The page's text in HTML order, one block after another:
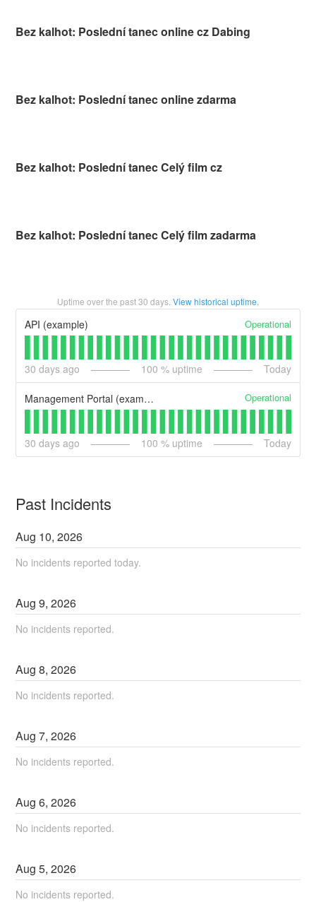
Bez kalhot: Poslední tanec online cz Dabing
Bez kalhot: Poslední tanec online zdarma
Bez kalhot: Poslední tanec Celý film cz
Bez kalhot: Poslední tanec Celý film zadarma
Uptime over the past30 days. View historical uptime.
API (example) Operational
30 days ago 100 % uptime Today
Management Portal (example) Operational
30 days ago 100 % uptime Today
Past Incidents
Aug 10,2026
No incidents reported today.
Aug9,2026
No incidents reported.
Aug8,2026
No incidents reported.
Aug7,2026
No incidents reported.
Aug6,2026
No incidents reported.
Aug5,2026
No incidents reported.